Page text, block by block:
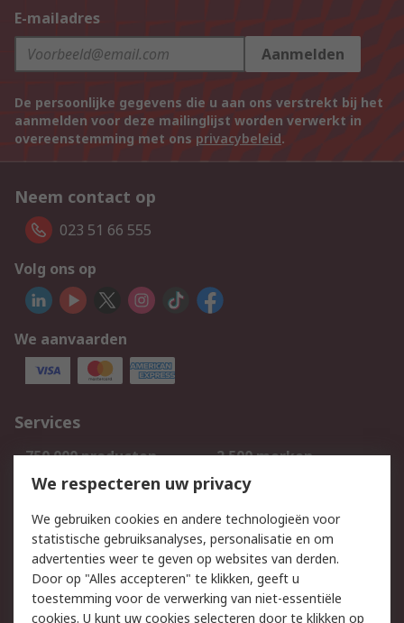
E-mailadres
Aanmelden
De persoonlijke gegevens die u aan ons verstrekt bij het
aanmelden voor deze mailinglijst worden verwerkt in
overeenstemming met ons privacybeleid.
Neem contact op
023 51 66 555
Volg ons op
We aanvaarden
Services
750.000 producten
2.500 merken
Bestellen
Inkoopoplossingen
Track & Trace
Wettelijk
Cookiebeleid Email veiligheid
We respecteren uw privacy
We gebruiken cookies en andere technologieën voor
statistische gebruiksanalyses, personalisatie en om
advertenties weer te geven op websites van derden.
Door op "Alles accepteren" te klikken, geeft u
toestemming voor de verwerking van niet-essentiële
cookies. U kunt uw cookies selecteren door te klikken op